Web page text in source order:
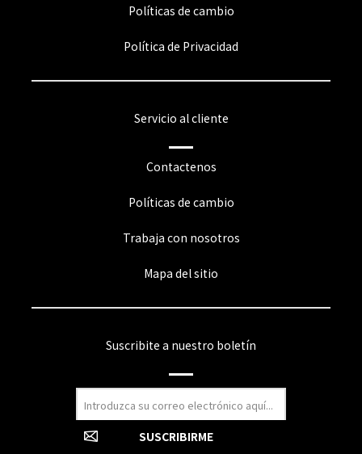
Políticas de cambio
Política de Privacidad
Servicio al cliente
Contactenos
Políticas de cambio
Trabaja con nosotros
Mapa del sitio
Suscribite a nuestro boletín